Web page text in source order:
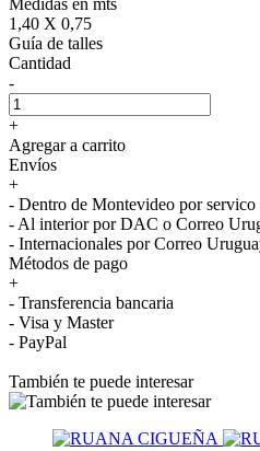
1,40 X 0,75
Guía de talles
Cantidad
-
+
Agregar a carrito
Envíos
+
- Dentro de Montevideo por servico
- Al interior por DAC o Correo
- Internacionales por Correo
Métodos de pago
+
- Transferencia bancaria
- Visa y Master
- PayPal
También te puede interesar